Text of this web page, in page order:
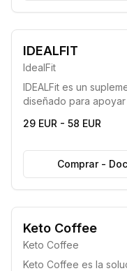
IDEALFIT
IdealFit
IDEALFit es un
diseñado para
hipocalórica y un
29 EUR - 58 EUR
Comprar-
Certificado por la UE
Keto Coffee
Keto Coffee
Keto Coffee es la